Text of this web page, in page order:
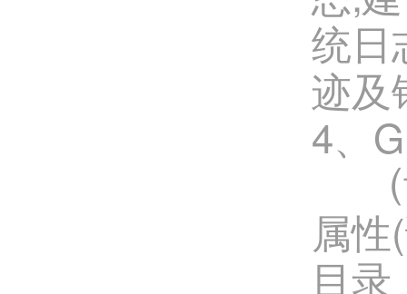
统日
迹及
4、
⑴
属
目